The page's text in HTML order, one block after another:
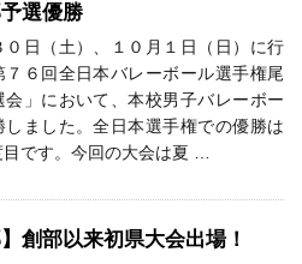
選優勝
０日（土）、１０月１日（日）に行
７６回全日本バレーボール選手権尾
会」において、本校男子バレーボー
しました。全日本選手権での優勝は
目です。今回の大会は夏 …
】創部以来初県大会出場！